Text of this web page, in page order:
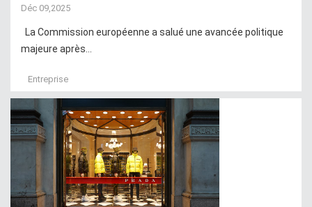
Déc 09,2025
La Commission européenne a salué une avancée politique
majeure après...
Entreprise